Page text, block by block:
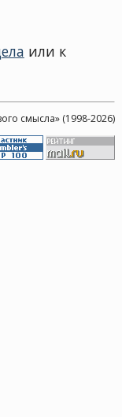
или к
смысла» (1998-2026)